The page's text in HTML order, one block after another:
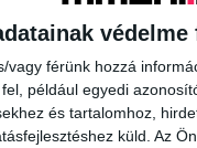
férünk hozzá
például egyedi
és tartalomhoz,
küld. Az